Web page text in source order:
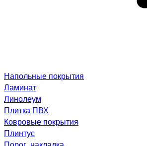
Напольные покрытия
Ламинат
Линолеум
Плитка ПВХ
Ковровые покрытия
Плинтус